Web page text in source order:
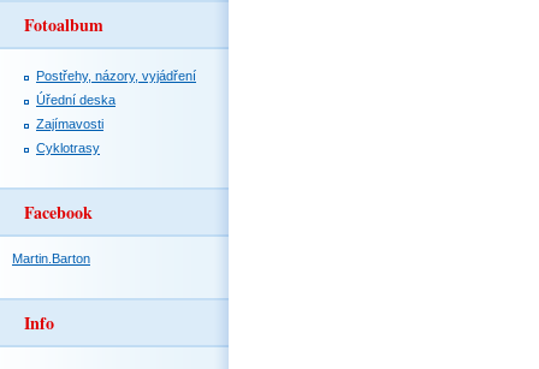
Fotoalbum
Postřehy, názory, vyjádření
Úřední deska
Zajímavosti
Cyklotrasy
Facebook
Martin.Barton
Info